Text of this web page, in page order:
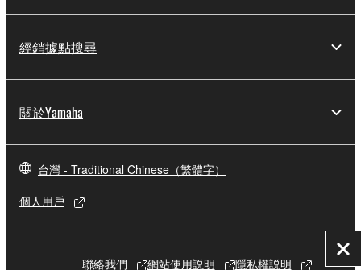
關
經銷據點搜尋
關於Yamaha
台灣 - Traditional Chinese（繁體字）
個人用戶
聯絡我們 網站使用説明 隱私權説明